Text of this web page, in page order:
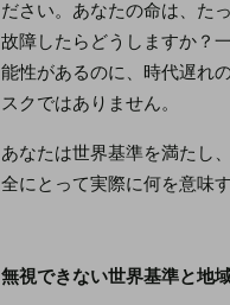
ださい。あなたの命は、た
故障したらどうしますか？
能性があるのに、時代遅れ
スクではありません。
あなたは世界基準を満たし
全にとって実際に何を意味
無視できない世界基準と地